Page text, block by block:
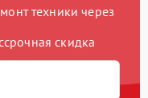
техники через
скидка